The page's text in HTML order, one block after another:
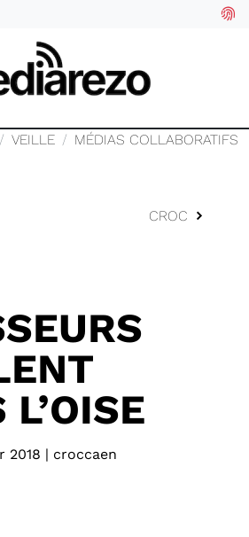
VEILLE MÉDIAS COLLABORATIFS
CROC
L’OISE
2018 | croccaen